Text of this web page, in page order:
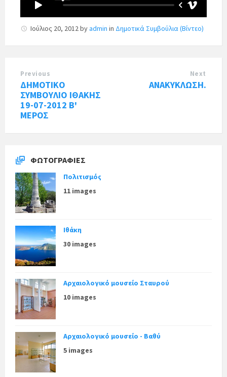
Ιούλιος 20, 2012byadmin in Δημοτικά Συμβούλια (Βίντεο)
Previous
ΔΗΜΟΤΙΚΟ
ΣΥΜΒΟΥΛΙΟ ΙΘΑΚΗΣ
19-07-2012 Β'
ΜΕΡΟΣ
Next
ΑΝΑΚΥΚΛΩΣΗ.
ΦΩΤΟΓΡΑΦΊΕΣ
Πολιτισμός
11 images
Ιθάκη
30 images
Αρχαιολογικό μουσείο Σταυρού
10 images
Αρχαιολογικό μουσείο - Βαθύ
5 images